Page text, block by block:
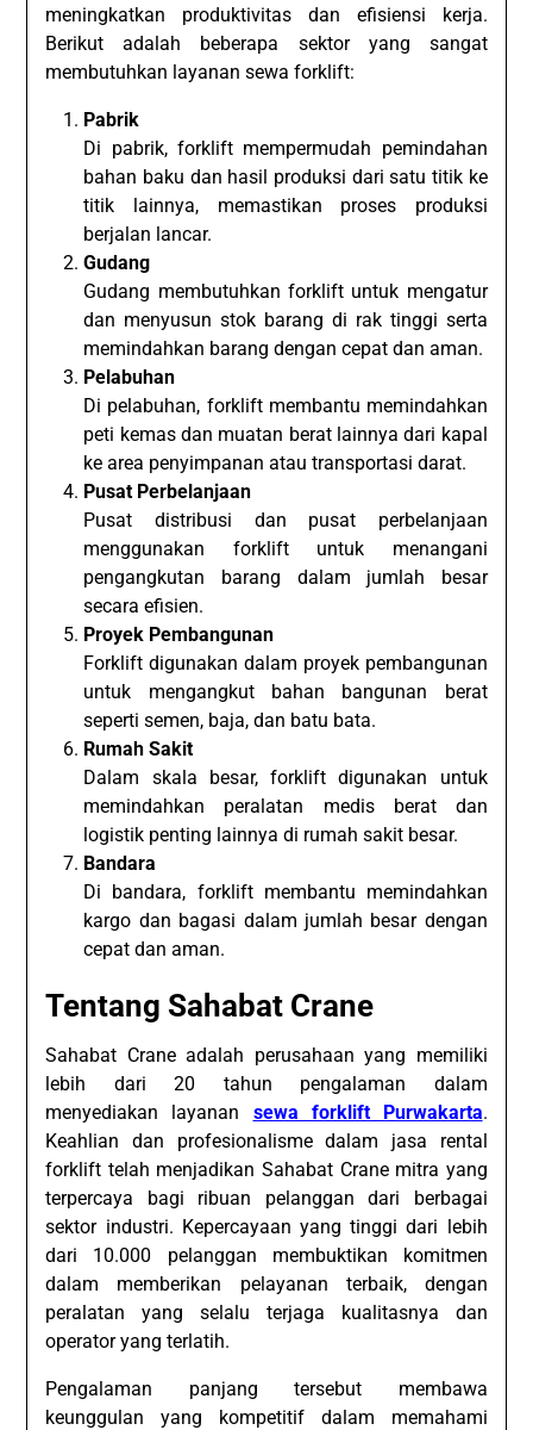
meningkatkan produktivitas dan efisiensi kerja.
Berikut adalah beberapa sektor yang sangat
membutuhkan layanan sewa forklift:
Pabrik
Di pabrik, forklift mempermudah pemindahan
bahan baku dan hasil produksi dari satu titik ke
titik lainnya, memastikan proses produksi
berjalan lancar.
Gudang
Gudang membutuhkan forklift untuk mengatur
dan menyusun stok barang di rak tinggi serta
memindahkan barang dengan cepat dan aman.
Pelabuhan
Di pelabuhan, forklift membantu memindahkan
peti kemas dan muatan berat lainnya dari kapal
ke area penyimpanan atau transportasi darat.
Pusat Perbelanjaan
Pusat distribusi dan pusat perbelanjaan
menggunakan forklift untuk menangani
pengangkutan barang dalam jumlah besar
secara efisien.
Proyek Pembangunan
Forklift digunakan dalam proyek pembangunan
untuk mengangkut bahan bangunan berat
seperti semen, baja, dan batu bata.
Rumah Sakit
Dalam skala besar, forklift digunakan untuk
memindahkan peralatan medis berat dan
logistik penting lainnya di rumah sakit besar.
Bandara
Di bandara, forklift membantu memindahkan
kargo dan bagasi dalam jumlah besar dengan
cepat dan aman.
Tentang Sahabat Crane
Sahabat Crane adalah perusahaan yang memiliki
lebih dari 20 tahun pengalaman dalam
menyediakan layanan sewa forklift Purwakarta.
Keahlian dan profesionalisme dalam jasa rental
forklift telah menjadikan Sahabat Crane mitra yang
terpercaya bagi ribuan pelanggan dari berbagai
sektor industri. Kepercayaan yang tinggi dari lebih
dari 10.000 pelanggan membuktikan komitmen
dalam memberikan pelayanan terbaik, dengan
peralatan yang selalu terjaga kualitasnya dan
operator yang terlatih.
Pengalaman panjang tersebut membawa
keunggulan yang kompetitif dalam memahami